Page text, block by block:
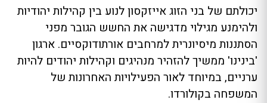
יכולתם של בני הזוג אייזקסון לנוע בין קהילות יהודיות
ולהימנע מגילוי מדגישה את החשש הגובר מפני
הסתננות מיסיונרית למרחבים אורתודוקסיים. ארגון
'בינינו' ממשיך להזהיר מנהיגים וקהילות יהודים להיות
ערניים, במיוחד לאור הפעילויות האחרונות של
המשפחה בקולורדו.